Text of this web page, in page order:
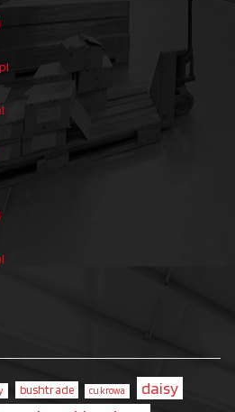
bushtrade cukrowa daisy